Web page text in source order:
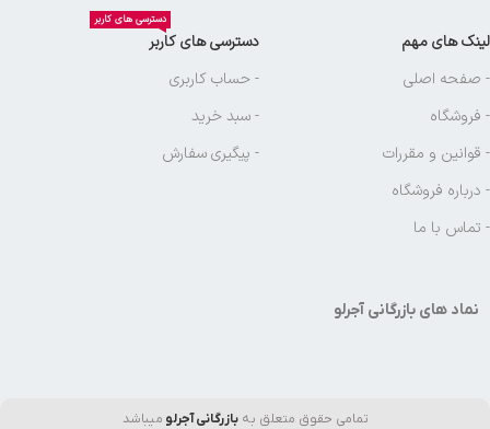
لینک های مهم
- صفحه اصلی
- فروشگاه
- قوانین و مقررات
- درباره فروشگاه
- تماس با ما
دسترسی های کاربر
دسترسی های کاربر
- حساب کاربری
- سبد خرید
- پیگیری سفارش
نماد های بازرگانی آجرلو
تمامی حقوق متعلق بهبازرگانی آجرلو میباشد